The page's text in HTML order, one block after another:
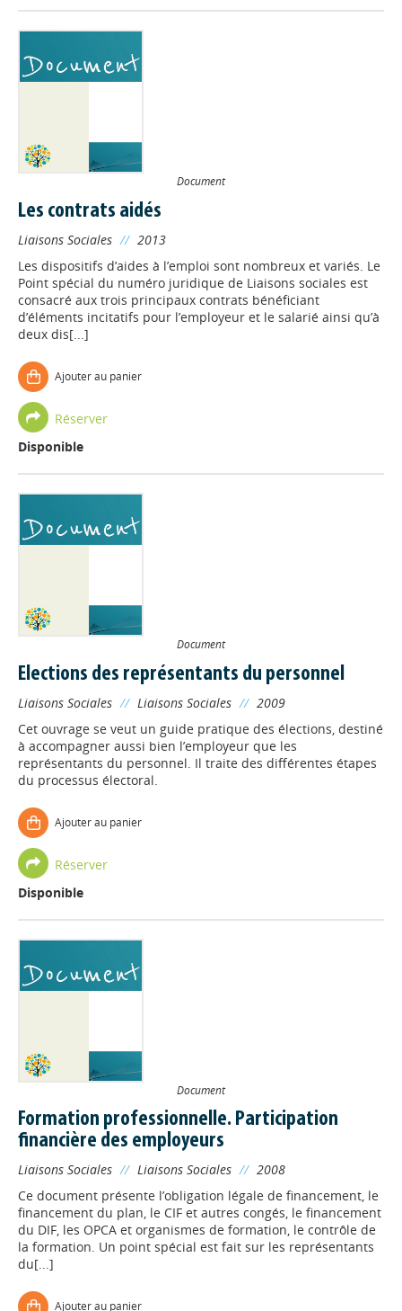
Document
Les contrats aidés
Liaisons Sociales // 2013
Les dispositifs d’aides à l’emploi sont nombreux et variés. Le
Point spécial du numéro juridique de Liaisons sociales est
consacré aux trois principaux contrats bénéficiant
d’éléments incitatifs pour l’employeur et le salarié ainsi qu’à
deux dis[...]
Ajouter au panier
Réserver
Disponible
Document
Elections des représentants du personnel
Liaisons Sociales // Liaisons Sociales // 2009
Cet ouvrage se veut un guide pratique des élections, destiné
à accompagner aussi bien l’employeur que les
représentants du personnel. Il traite des différentes étapes
du processus électoral.
Ajouter au panier
Réserver
Disponible
Document
Formation professionnelle. Participation
financière des employeurs
Liaisons Sociales // Liaisons Sociales // 2008
Ce document présente l’obligation légale de financement, le
financement du plan, le CIF et autres congés, le financement
du DIF, les OPCA et organismes de formation, le contrôle de
la formation. Un point spécial est fait sur les représentants
du[...]
Ajouter au panier